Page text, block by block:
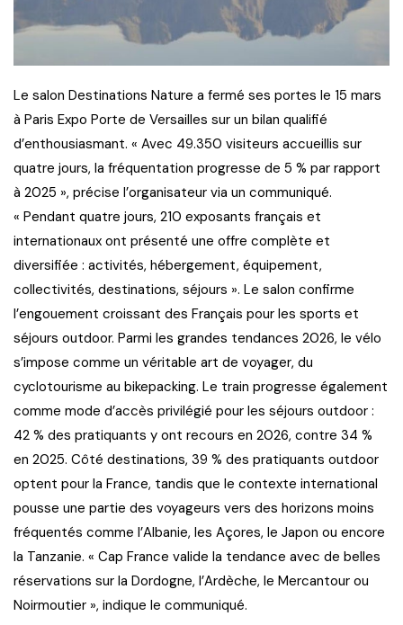
Le salon Destinations Nature a fermé ses portes le 15 mars
à Paris Expo Porte de Versailles sur un bilan qualifié
d’enthousiasmant. « Avec 49.350 visiteurs accueillis sur
quatre jours, la fréquentation progresse de 5 % par rapport
à 2025 », précise l’organisateur via un communiqué.
« Pendant quatre jours, 210 exposants français et
internationaux ont présenté une offre complète et
diversifiée : activités, hébergement, équipement,
collectivités, destinations, séjours ». Le salon confirme
l’engouement croissant des Français pour les sports et
séjours outdoor. Parmi les grandes tendances 2026, le vélo
s’impose comme un véritable art de voyager, du
cyclotourisme au bikepacking. Le train progresse également
comme mode d’accès privilégié pour les séjours outdoor :
42 % des pratiquants y ont recours en 2026, contre 34 %
en 2025. Côté destinations, 39 % des pratiquants outdoor
optent pour la France, tandis que le contexte international
pousse une partie des voyageurs vers des horizons moins
fréquentés comme l’Albanie, les Açores, le Japon ou encore
la Tanzanie. « Cap France valide la tendance avec de belles
réservations sur la Dordogne, l’Ardèche, le Mercantour ou
Noirmoutier », indique le communiqué.